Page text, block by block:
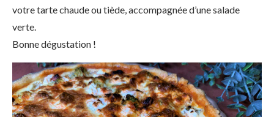
votre tarte chaude ou tiède, accompagnée d’une salade
verte.
Bonne dégustation !